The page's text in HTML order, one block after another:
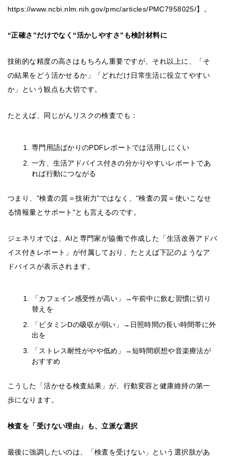
https://www.ncbi.nlm.nih.gov/pmc/articles/PMC7958025/】。
“正確さ”だけでなく“活かしやすさ”も検討材料に
技術的な精度の高さはもちろん重要ですが、それ以上に、「そ
の結果をどう活かせるか」「どれだけ日常生活に役立てやすい
か」という観点も大切です。
たとえば、同じがんリスクの検査でも：
専門用語ばかりのPDFレポートでは活用しにくい
一方、生活アドバイス付きの分かりやすいレポートであ
れば行動につながる
つまり、"検査の質＝技術力"ではなく、"検査の質＝使いこなせ
る情報量とサポート"とも言えるのです。
ジェネリオでは、AIと専門家が協働で作成した「生活改善アドバ
イス付きレポート」が付属しており、たとえば下記のようなア
ドバイスが表示されます。
「カフェイン感受性が高い」→午前中に飲む習慣に切り
替えを
「ビタミンDの吸収が弱い」→日照時間の長い時間帯に外
出を
「ストレス耐性がやや低め」→短時間瞑想や音楽療法が
おすすめ
こうした「活かせる検査結果」が、行動変容と健康維持の第一
歩になります。
検査を「受けない理由」も、立派な選択
最後に強調したいのは、「検査を受けない」という選択肢があ